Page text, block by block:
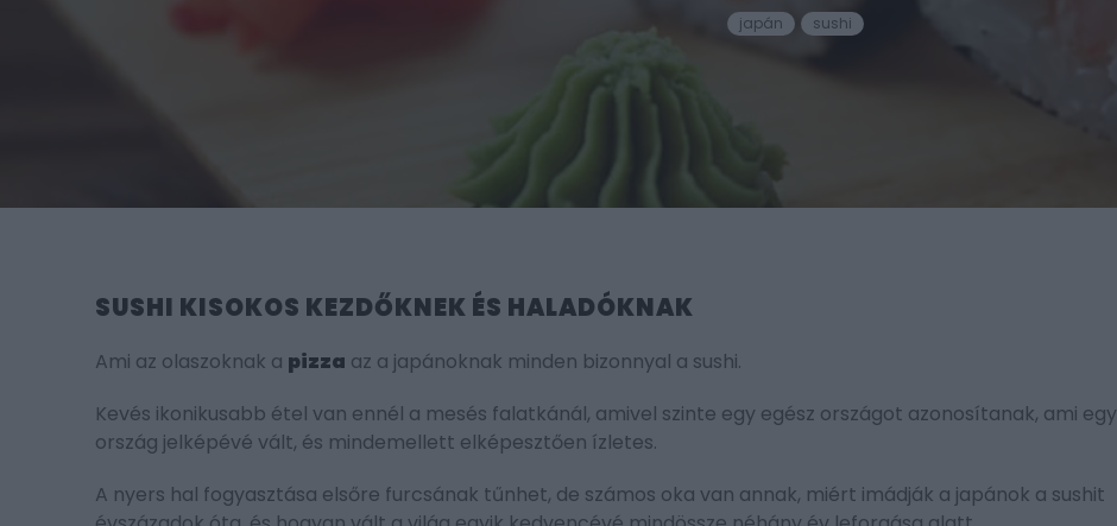
japán sushi
SUSHI KISOKOS KEZDŐKNEK ÉS HALADÓKNAK
Ami az olaszoknak a pizza az a japánoknak minden bizonnyal a sushi.
Kevés ikonikusabb étel van ennél a mesés falatkánál, amivel szinte egy egész országot azonosítanak, ami egy
ország jelképévé vált, és mindemellett elképesztően ízletes.
A nyers hal fogyasztása elsőre furcsának tűnhet, de számos oka van annak, miért imádják a japánok a sushit